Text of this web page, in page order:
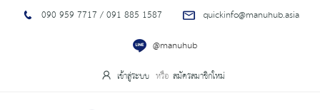
090 959 7717 / 091 885 1587
quickinfo@manuhub.asia
@manuhub
เข้าสู่ระบบ สมัครสมาชิกใหม่